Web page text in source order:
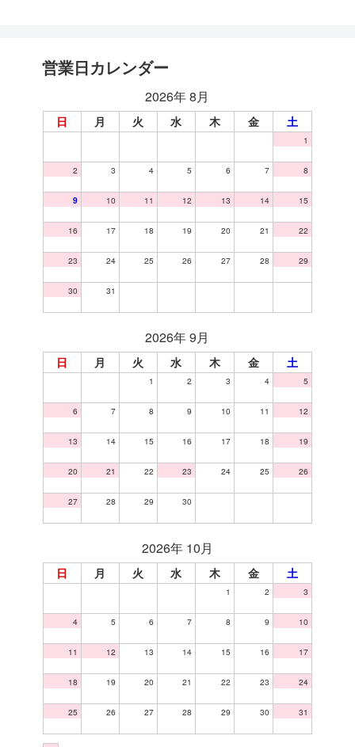
営業日カレンダー
2026年 8月
日 月 火 水 木 金 土
1
2 3 4 5 6 7 8
9 10 11 12 13 14 15
16 17 18 19 20 21 22
23 24 25 26 27 28 29
30 31
2026年 9月
日 月 火 水 木 金 土
1 2 3 4 5
6 7 8 9 10 11 12
13 14 15 16 17 18 19
20 21 22 23 24 25 26
27 28 29 30
2026年 10月
日 月 火 水 木 金 土
1 2 3
4 5 6 7 8 9 10
11 12 13 14 15 16 17
18 19 20 21 22 23 24
25 26 27 28 29 30 31